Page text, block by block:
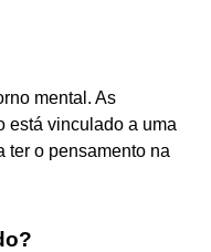
mental. As
está vinculado a uma
ter o pensamento na